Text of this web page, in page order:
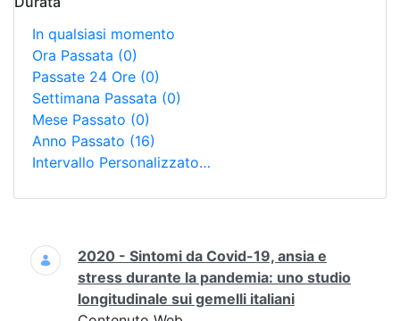
In qualsiasi momento
Ora Passata (0)
Passate 24 Ore (0)
Settimana Passata (0)
Mese Passato (0)
Anno Passato (16)
Intervallo Personalizzato…
Ricerca
2020 - Sintomi da Covid-19, ansia e
stress durante la pandemia: uno studio
longitudinale sui gemelli italiani